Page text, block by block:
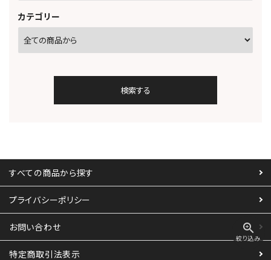
カテゴリー
検索する
zoom_in
絞り込み
キーワード
カテゴリー
すべての商品から探す
プライバシーポリシー
お問い合わせ
特定商取引法表示